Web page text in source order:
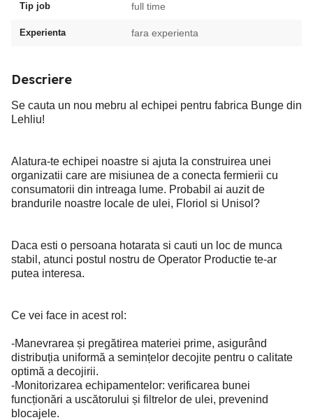
Tip job full time
Experienta fara experienta
Descriere
Se cauta un nou mebru al echipei pentru fabrica Bunge din
Lehliu!
Alatura-te echipei noastre si ajuta la construirea unei
organizatii care are misiunea de a conecta fermierii cu
consumatorii din intreaga lume. Probabil ai auzit de
brandurile noastre locale de ulei, Floriol si Unisol?
Daca esti o persoana hotarata si cauti un loc de munca
stabil, atunci postul nostru de Operator Productie te-ar
putea interesa.
Ce vei face in acest rol:
-Manevrarea și pregătirea materiei prime, asigurând
distribuția uniformă a semințelor decojite pentru o calitate
optimă a decojirii.
-Monitorizarea echipamentelor: verificarea bunei
funcționări a uscătorului și filtrelor de ulei, prevenind
blocajele.